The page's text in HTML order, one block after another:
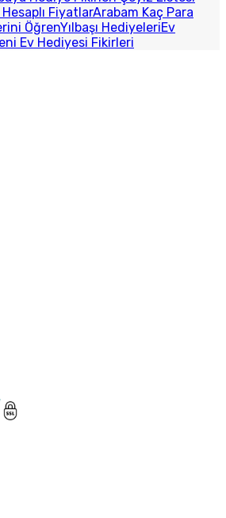
FiyatlarArabam Kaç Para
ÖğrenYılbaşı HediyeleriEv
Ev Hediyesi Fikirleri